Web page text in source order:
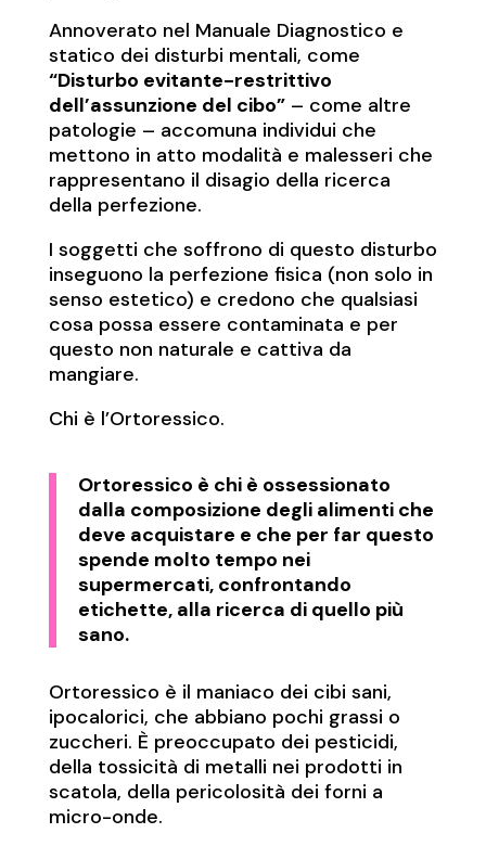
Annoverato nel Manuale Diagnostico e
statico dei disturbi mentali, come
“Disturbo evitante-restrittivo
dell’assunzione del cibo”– come altre
patologie – accomuna individui che
mettono in atto modalità e malesseri che
rappresentano il disagio della ricerca
della perfezione.
I soggetti che soffrono di questo disturbo
inseguono la perfezione fisica (non solo in
senso estetico) e credono che qualsiasi
cosa possa essere contaminata e per
questo non naturale e cattiva da
mangiare.
Chi è l’Ortoressico.
Ortoressico è chi è ossessionato
dalla composizione degli alimenti che
deve acquistare e che per far questo
spende molto tempo nei
supermercati, confrontando
etichette, alla ricerca di quello più
sano.
Ortoressico è il maniaco dei cibi sani,
ipocalorici, che abbiano pochi grassi o
zuccheri. È preoccupato dei pesticidi,
della tossicità di metalli nei prodotti in
scatola, della pericolosità dei forni a
micro-onde.